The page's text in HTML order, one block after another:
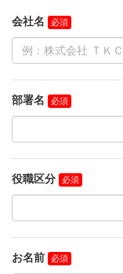
会社名
部署名
役職区分
お名前